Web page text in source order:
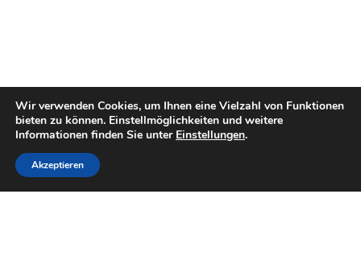
Wir verwenden Cookies, um Ihnen eine Vielzahl von Funktionen
bieten zu können. Einstellmöglichkeiten und weitere
Informationen finden Sie unter Einstellungen.
Akzeptieren